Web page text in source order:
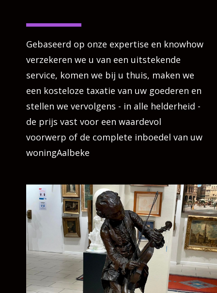
Gebaseerd op onze expertise en knowhow
verzekeren we u van een uitstekende
service, komen we bij u thuis, maken we
een kosteloze taxatie van uw goederen en
stellen we vervolgens - in alle helderheid -
de prijs vast voor een waardevol
voorwerp of de complete inboedel van uw
woningAalbeke